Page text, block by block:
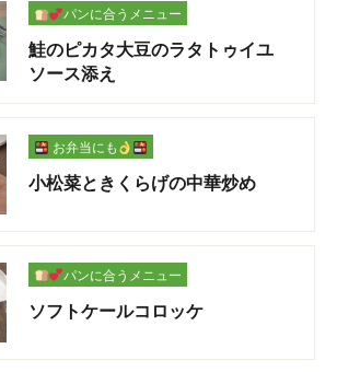
パンに合うメニュー
鮭のピカタ大豆のラタトゥイユ
ソース添え
お弁当にも
小松菜ときくらげの中華炒め
パンに合うメニュー
ソフトケールコロッケ